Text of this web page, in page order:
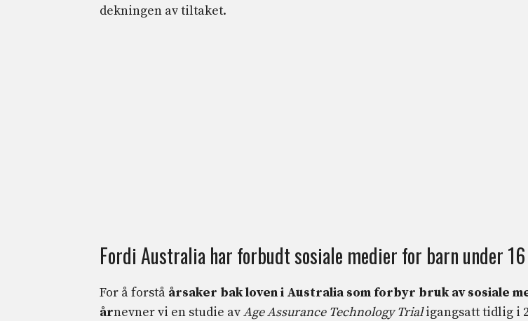
dekningen av tiltaket.
Fordi Australia har forbudt sosiale medier for barn under
For å forstå årsaker bak loven i Australia som forbyr bruk av sosiale
årnevner vi en studie avAge Assurance Technology Trialigangsatt tidlig i